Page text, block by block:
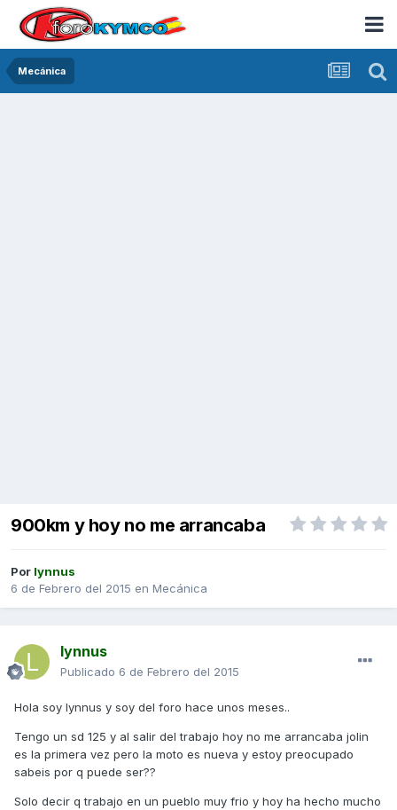
Mecánica
900km y hoy no me arrancaba
Por lynnus
6 de Febrero del 2015 en Mecánica
lynnus
Publicado 6 de Febrero del 2015
Hola soy lynnus y soy del foro hace unos meses..
Tengo un sd 125 y al salir del trabajo hoy no me arrancaba jolin
es la primera vez pero la moto es nueva y estoy preocupado
sabeis por q puede ser??
Solo decir q trabajo en un pueblo muy frio y hoy ha hecho mucho